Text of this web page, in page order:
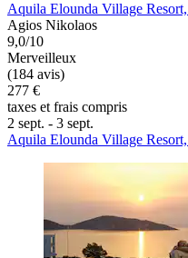
Aquila Elounda Village
Agios Nikolaos
9,0/10
Merveilleux
(184 avis)
277 €
taxes et frais compris
2 sept. - 3 sept.
Aquila Elounda Village